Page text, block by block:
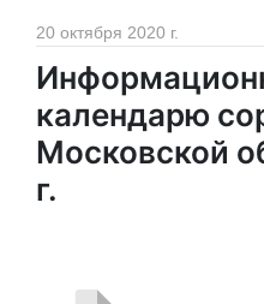
20 октября 2020 г.
календарю
Московской
г.